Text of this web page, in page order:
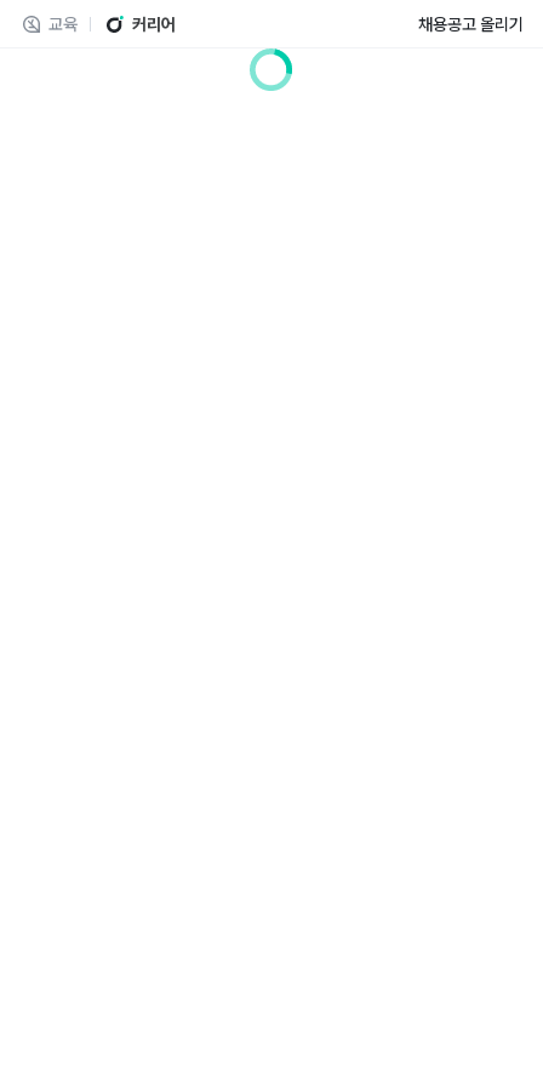
교육 커리어 채용공고 올리기